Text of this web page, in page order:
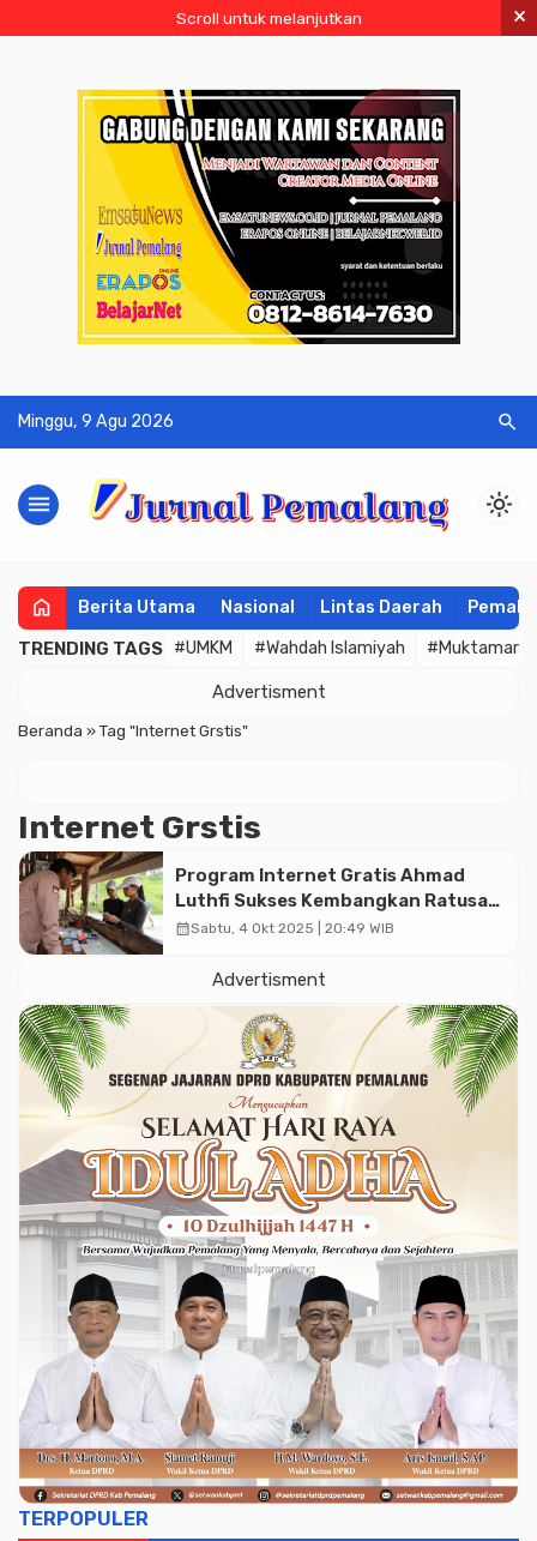
Scroll untuk melanjutkan ×
Minggu, 9 Agu 2026 search
menu light_mode
home Berita Utama Nasional Lintas Daerah
TRENDING TAGS #UMKM #Wahdah Islamiyah #Muktamar
Advertisment
Beranda »Tag "Internet Grstis"
Internet Grstis
Program Internet Gratis Ahmad
Luthfi Sukses Kembangkan Ratusan
Desa Blankspot di Jawa Tengah
calendar_monthSabtu, 4 Okt 2025 | 20:49 WIB
Advertisment
TERPOPULER